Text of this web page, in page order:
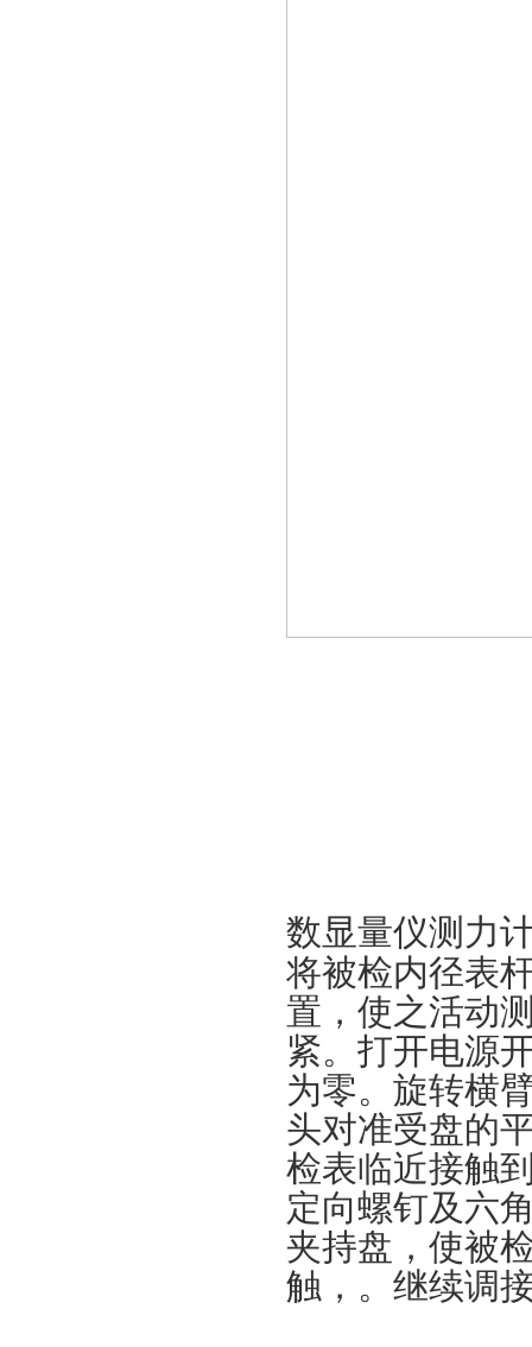
数显量仪测力
将被检内径表
置，使之活动
紧。打开电源
为零。旋转横
头对准受盘的
检表临近接触
定向螺钉及六
夹持盘，使被
触，。继续调